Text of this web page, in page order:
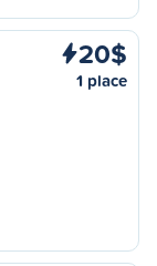
20$
1 place